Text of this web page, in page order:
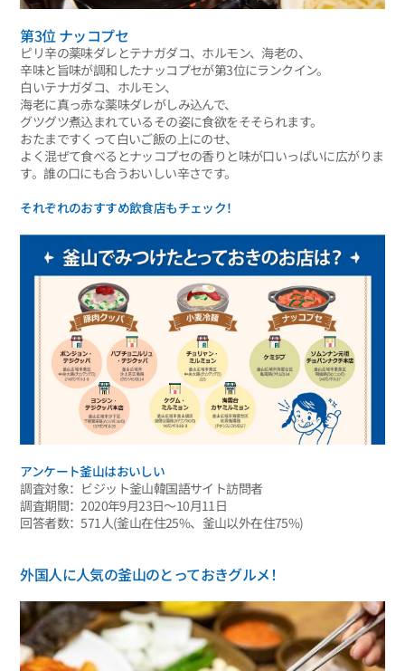
第3位 ナッコプセ
ピリ辛の薬味ダレとテナガダコ、ホルモン、海老の、
辛味と旨味が調和したナッコプセが第3位にランクイン。
白いテナガダコ、ホルモン、
海老に真っ赤な薬味ダレがしみ込んで、
グツグツ煮込まれているその姿に食欲をそそられます。
おたまですくって白いご飯の上にのせ、
よく混ぜて食べるとナッコプセの香りと味が口いっぱいに広がりま
す。誰の口にも合うおいしい辛さです。
それぞれのおすすめ飲食店もチェック！
アンケート釜山はおいしい
調査対象：ビジット釜山韓国語サイト訪問者
調査期間：2020年9月23日～10月11日
回答者数：571人(釜山在住25%、釜山以外在住75%)
外国人に人気の釜山のとっておきグルメ！